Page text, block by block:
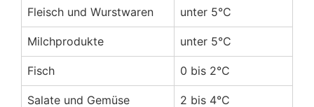
Fleisch und Wurstwaren unter 5°C
Milchprodukte unter 5°C
Fisch 0 bis 2°C
Salate und Gemüse 2 bis 4°C